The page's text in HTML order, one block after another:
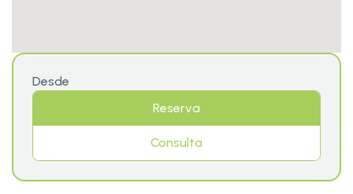
Desde
Reserva
Consulta